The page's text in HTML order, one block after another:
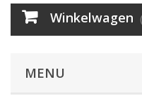
Winkelwagen
MENU